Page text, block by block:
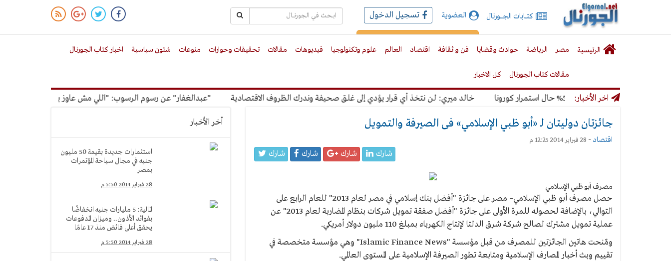
الجورنال
نت
كتـــابات الجـــــورنال العضوية تسجيل الدخول
الرئيسية مصر الرياضة حوادث وقضايا فن و ثقافة اقتصاد العالم علوم وتكنولوجيا فيديوهات مقالات تحقيقات وحوارات منوعات شئون سياسية اخبار كتاب الجورنال
مقالات كتاب الجورنال كل الاخبار
اخر الأخبار:بنسبة 50% حال استمرار كورونا خالد ميري: لن نتخذ أي قرار يؤدي إلى غلق صحيفة وندرك الظروف الاقتصادية "عبدالغفار" عن رسوم الرسوب: "اللي مش عاوز يتعلم ملوش مجانية"
جائزتان دوليتان لـ «أبو ظبي الإسلامي» فى الصيرفة والتمويل
اقتصاد - 28 فبراير 2014 12:25 م
شارك شارك شارك شارك
مصرف أبو ظبي الإسلامي
حصل مصرف أبو ظبي الإسلامي– مصر على جائزة "أفضل بنك إسلامي في مصر لعام 2013" للعام الرابع على
التوالي، بالإضافة لحصوله للمرة الأولى على جائزة "أفضل صفقة تمويل شركات بنظام المضاربة لعام 2013" عن
عملية تمويل مشترك لصالح شركة شرق الدلتا لإنتاج الكهرباء بمبلغ 110 مليون دولار أمريكي.
ومٌنحت هاتين الجائزتين للمصرف من قبل مؤسسة "Islamic Finance News" وهي مؤسسة متخصصة في
تقييم وبث أخبار المصارف الإسلامية ومتابعة تطور الصيرفة الإسلامية على المستوى العالمي.
أخر الأخبار
استثمارات جديدة بقيمة 50 مليون
جنيه في مجال سياحة المؤتمرات
بمصر
28 فبراير 2014 5:50 م
المالية: 5 مليارات جنيه انخفاضًا
بفوائد الأذون.. وميزان المدفوعات
يحقق أعلى فائض منذ 17 عامًا
28 فبراير 2014 5:50 م